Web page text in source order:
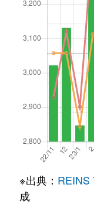
※出典： REINS
成